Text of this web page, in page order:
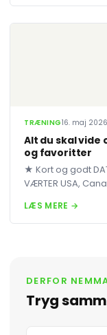
TRÆNING16. maj 2026
Alt du skal vide
og favoritter
★ Kort og godt
VÆRTER USA,
LÆS MERE →
DERFOR
Tryg